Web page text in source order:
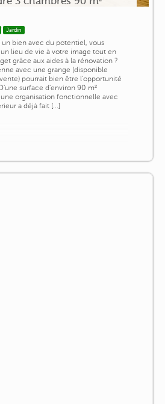
Jardin
bien avec du potentiel, vous
lieu de vie à votre image tout en
grâce aux aides à la rénovation ?
avec une grange (disponible
pourrait bien être l'opportunité
surface d'environ 90 m²
organisation fonctionnelle avec
a déjà fait [...]